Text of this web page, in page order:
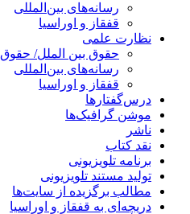
رسانه‌های بین‌المللی
قفقاز و اوراسیا
نظارت علمی
حقوق بین الملل/ حقوق
رسانه‌های بین‌المللی
قفقاز و اوراسیا
درس‌گفتارها
موشن گرافیک‌ها
ناشر
نقد کتاب
برنامه‌ تلویزیونی
تولید مستند تلویزیونی
مطالب برگزیده از سایت‌ها
دریچه‌ای به قفقاز و اوراسیا